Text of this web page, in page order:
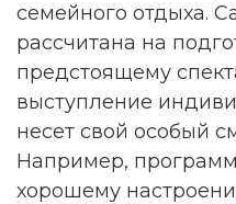
семейного отдыха.
рассчитана на
предстоящему
выступление
несет свой особый
Например,
хорошему